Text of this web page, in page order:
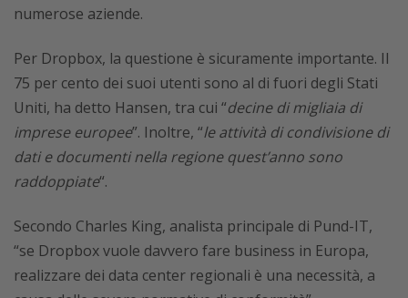
numerose aziende.
Per Dropbox, la questione è sicuramente importante. Il
75 per cento dei suoi utenti sono al di fuori degli Stati
Uniti, ha detto Hansen, tra cui “decine di migliaia di
imprese europee”. Inoltre, “le attività di condivisione di
dati e documenti nella regione quest’anno sono
raddoppiate“.
Secondo Charles King, analista principale di Pund-IT,
“se Dropbox vuole davvero fare business in Europa,
realizzare dei data center regionali è una necessità, a